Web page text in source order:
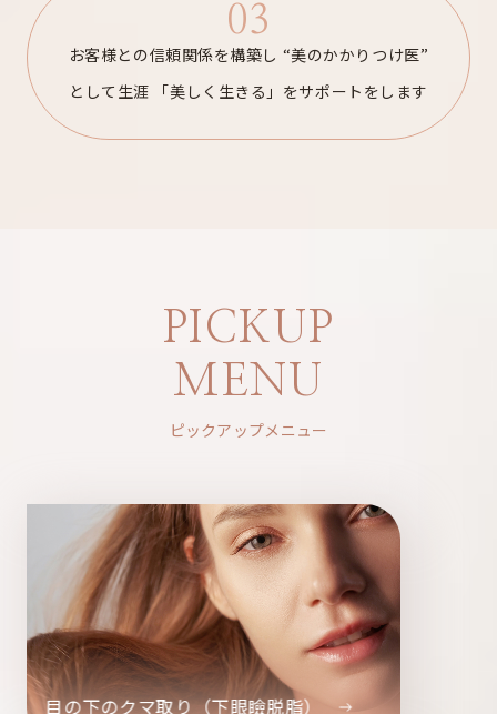
03
お客様との信頼関係を構築し “美のかかりつけ医”
として生涯 「美しく生きる」をサポートをします
PICKUP
MENU
ピックアップメニュー
目の下のクマ取り（下眼瞼脱脂）